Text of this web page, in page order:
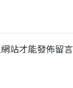
網站才能發佈留言